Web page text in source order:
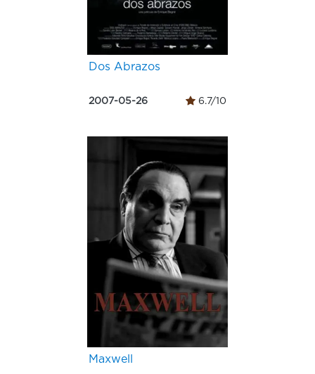
Dos Abrazos
2007-05-26 6.7/10
Maxwell